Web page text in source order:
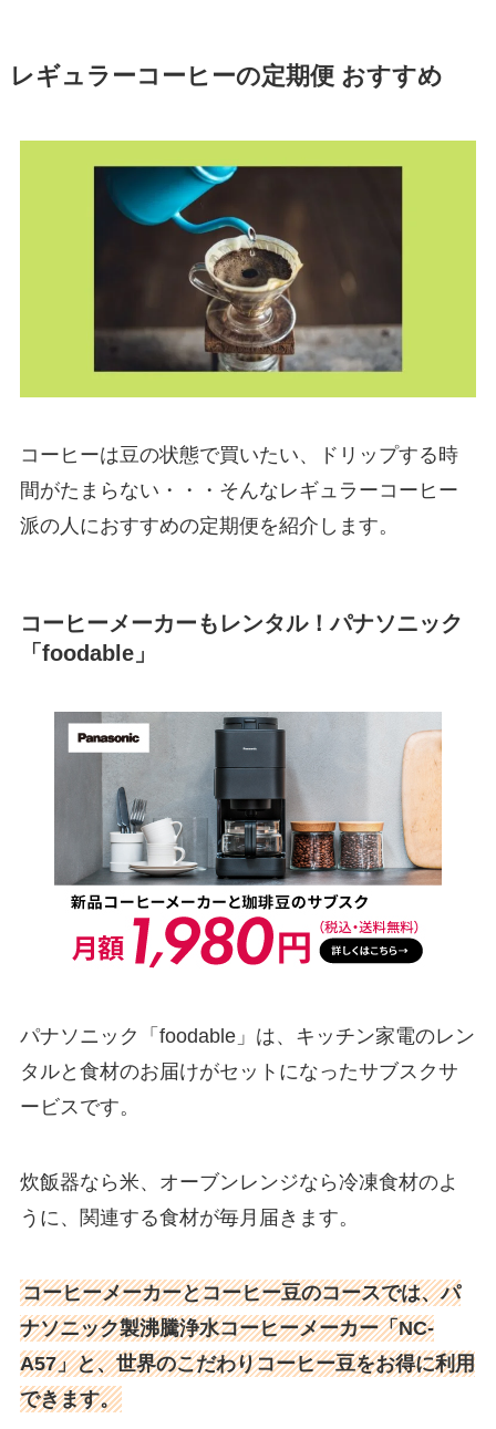
レギュラーコーヒーの定期便 おすすめ
コーヒーは豆の状態で買いたい、ドリップする時
間がたまらない・・・そんなレギュラーコーヒー
派の人におすすめの定期便を紹介します。
コーヒーメーカーもレンタル！パナソニック
「foodable」
パナソニック「foodable」は、キッチン家電のレン
タルと食材のお届けがセットになったサブスクサ
ービスです。
炊飯器なら米、オーブンレンジなら冷凍食材のよ
うに、関連する食材が毎月届きます。
コーヒーメーカーとコーヒー豆のコースでは、パ
ナソニック製沸騰浄水コーヒーメーカー「NC-
A57」と、世界のこだわりコーヒー豆をお得に利用
できます。